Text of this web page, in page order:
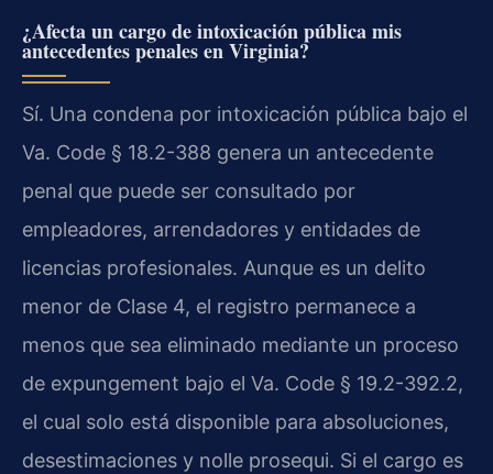
¿Afecta un cargo de intoxicación pública mis
antecedentes penales en Virginia?
Sí. Una condena por intoxicación pública bajo el
Va. Code § 18.2-388 genera un antecedente
penal que puede ser consultado por
empleadores, arrendadores y entidades de
licencias profesionales. Aunque es un delito
menor de Clase 4, el registro permanece a
menos que sea eliminado mediante un proceso
de expungement bajo el Va. Code § 19.2-392.2,
el cual solo está disponible para absoluciones,
desestimaciones y nolle prosequi. Si el cargo es